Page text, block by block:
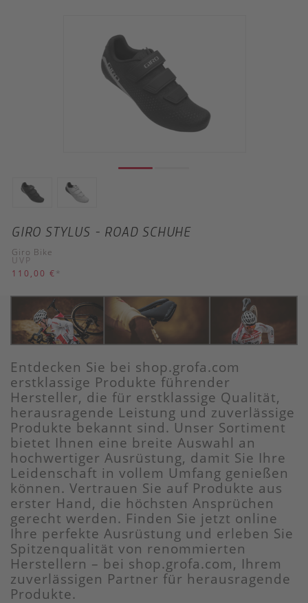
GIRO STYLUS - ROAD SCHUHE
Giro Bike
UVP
110,00 € *
Entdecken Sie bei shop.grofa.com
erstklassige Produkte führender
Hersteller, die für erstklassige Qualität,
herausragende Leistung und zuverlässige
Produkte bekannt sind. Unser Sortiment
bietet Ihnen eine breite Auswahl an
hochwertiger Ausrüstung, damit Sie Ihre
Leidenschaft in vollem Umfang genießen
können. Vertrauen Sie auf Produkte aus
erster Hand, die höchsten Ansprüchen
gerecht werden. Finden Sie jetzt online
Ihre perfekte Ausrüstung und erleben Sie
Spitzenqualität von renommierten
Herstellern – bei shop.grofa.com, Ihrem
zuverlässigen Partner für herausragende
Produkte.